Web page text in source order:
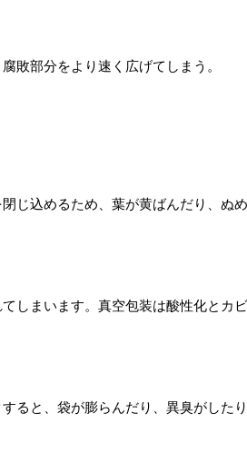
敗部分をより速く広げてしまう。
じ込めるため、葉が黄ばんだり、ぬ
しまいます。真空包装は酸性化とカ
ると、袋が膨らんだり、異臭がした